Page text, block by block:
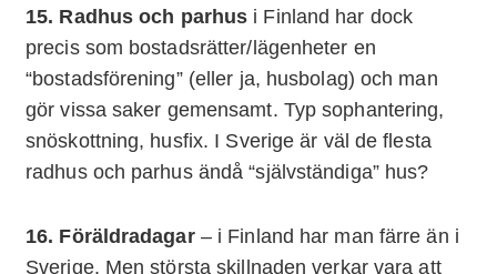
15. Radhus och parhus i Finland har dock
precis som bostadsrätter/lägenheter en
“bostadsförening” (eller ja, husbolag) och man
gör vissa saker gemensamt. Typ sophantering,
snöskottning, husfix. I Sverige är väl de flesta
radhus och parhus ändå “självständiga” hus?
16. Föräldradagar – i Finland har man färre än i
Sverige. Men största skillnaden verkar vara att